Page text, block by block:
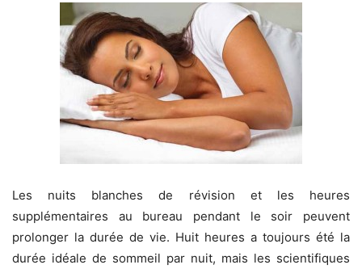
Les nuits blanches de révision et les heures
supplémentaires au bureau pendant le soir peuvent
prolonger la durée de vie. Huit heures a toujours été la
durée idéale de sommeil par nuit, mais les scientifiques